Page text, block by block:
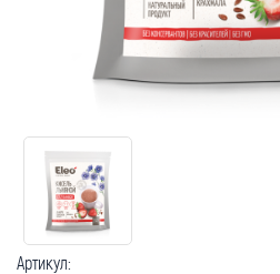
Артикул: